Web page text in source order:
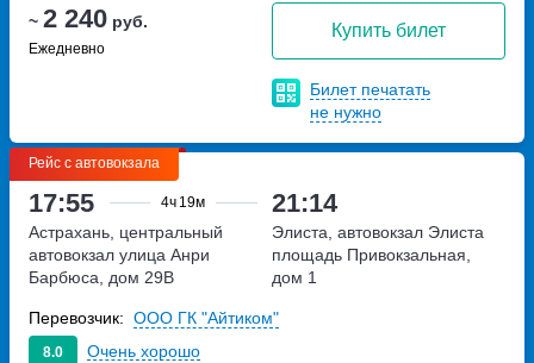
~ 2 240 руб.
Ежедневно
Купить билет
Билет печатать
не нужно
Рейс с автовокзала
17:55 4ч 19м 21:14
Астрахань, центральный
автовокзал улица Анри
Барбюса, дом 29В
Элиста, автовокзал Элиста
площадь Привокзальная,
дом 1
8.0 Очень хорошо
Перевозчик: ООО ГК "Айтиком"